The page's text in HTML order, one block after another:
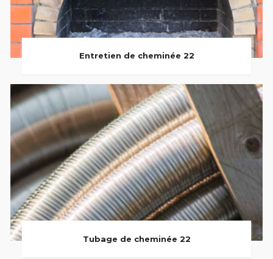
Entretien de cheminée 22
Tubage de cheminée 22